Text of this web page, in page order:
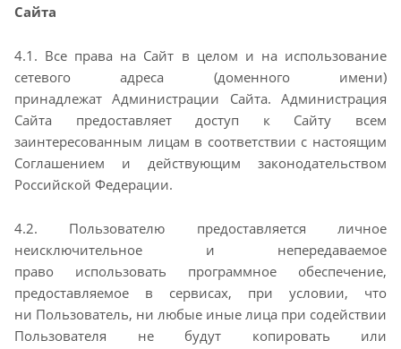
Сайта
4.1. Все права на Сайт в целом и на использование
сетевого адреса (доменного имени)
принадлежатАдминистрации Сайта. Администрация
Сайта предоставляет доступ к Сайту всем
заинтересованным лицам в соответствии с настоящим
Соглашением и действующим законодательством
Российской Федерации.
4.2. Пользователю предоставляется личное
неисключительное и непередаваемое
право использовать программное обеспечение,
предоставляемое в сервисах, при условии, что
ни Пользователь, ни любые иные лица при содействии
Пользователя не будут копировать или